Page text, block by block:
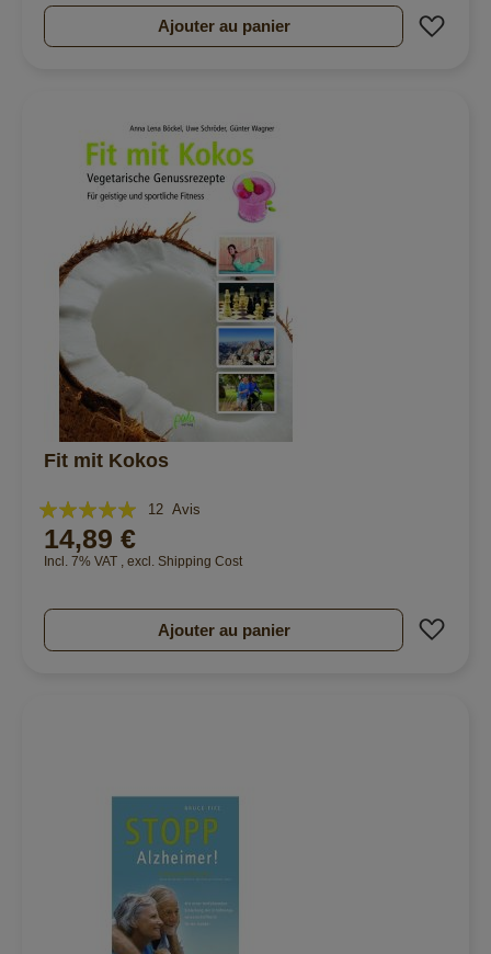
Ajouter au panier
Fit mit Kokos
Évaluation:
97%
12 Avis
14,89 €
Incl. 7% VAT , excl. Shipping Cost
Ajouter au panier